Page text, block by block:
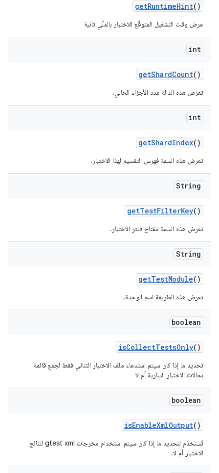
getRuntimeHint()
عرض وقت التشغيل المتوقّع للاختبار بالملّي ثانية
int
getShardCount()
تعرض هذه الدالة عدد الأجزاء الحالي.
int
getShardIndex()
تعرض هذه السمة فهرس التقسيم لهذا الاختبار.
String
getTestFilterKey()
تعرض هذه السمة مفتاح فلتر الاختبار.
String
getTestModule()
تعرض هذه الطريقة اسم الوحدة.
boolean
isCollectTestsOnly()
تحديد ما إذا كان سيتم استدعاء ملف الاختبار الثنائي فقط لجمع قائمة
بحالات الاختبار السارية أم لا
boolean
isEnableXmlOutput()
تُستخدَم لتحديد ما إذا كان سيتم استخدام مخرجات gtest xml لنتائج
الاختبار أم لا.